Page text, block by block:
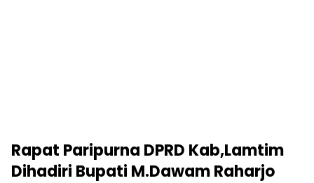
Rapat Paripurna DPRD Kab,Lamtim
Dihadiri Bupati M.Dawam Raharjo